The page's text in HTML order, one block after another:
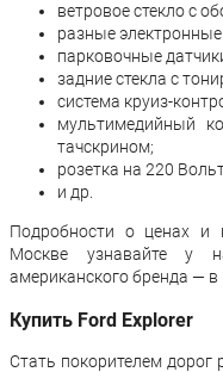
ветровое стекло с
разные
парковочные
задние стекла с
система круиз-
мультимедийный
тачскрином;
розетка на 220
и др.
Подробности о ценах и
Москве узнавайте у
американского бренда —
Купить Ford Explorer
Стать покорителем дорог